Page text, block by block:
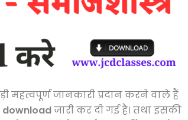
महत्वपूर्ण जानकारी प्रदान करने वाले हैं
downloadजारी कर दी गई है। तथा इसकी